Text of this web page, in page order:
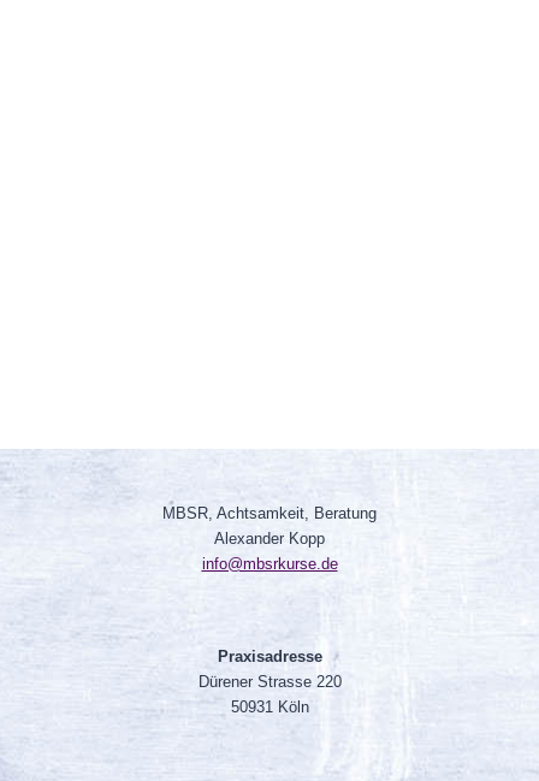
MBSR, Achtsamkeit, Beratung
Alexander Kopp
info@mbsrkurse.de
Praxisadresse
Dürener Strasse 220
50931 Köln